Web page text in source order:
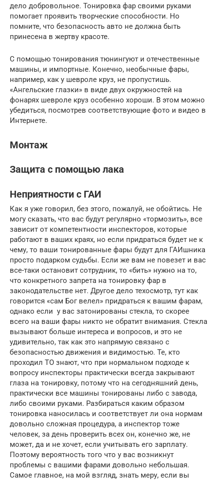
дело добровольное. Тонировка фар своими руками
помогает проявить творческие способности. Но
помните, что безопасность авто не должна быть
принесена в жертву красоте.
С помощью тонирования тюнингуют и отечественные
машины, и импортные. Конечно, необычные фары,
например, как у шевроле круз, не пропустишь.
«Ангельские глазки» в виде двух окружностей на
фонарях шевроле круз особенно хороши. В этом можно
убедиться, посмотрев соответствующие фото и видео в
Интернете.
Монтаж
Защита с помощью лака
Неприятности с ГАИ
Как я уже говорил, без этого, пожалуй, не обойтись. Не
могу сказать, что вас будут регулярно «тормозить», все
зависит от компетентности инспекторов, которые
работают в ваших краях, но если придраться будет не к
чему, то ваши тонированные фары будут для ГАИшника
просто подарком судьбы. Если же вам не повезет и вас
все-таки остановит сотрудник, то «бить» нужно на то,
что конкретного запрета на тонировку фар в
законодательстве нет. Другое дело техосмотр, тут как
говорится «сам Бог велел» придраться к вашим фарам,
однако если у вас затонированы стекла, то скорее
всего на ваши фары никто не обратит внимания. Стекла
вызывают больше интереса и вопросов, и это не
удивительно, так как это напрямую связано с
безопасностью движения и видимостью. Те, кто
проходил ТО знают, что при нормальном подходе к
вопросу инспекторы практически всегда закрывают
глаза на тонировку, потому что на сегодняшний день,
практически все машины тонированы либо с завода,
либо своими руками. Разбираться каким образом
тонировка наносилась и соответствует ли она нормам
довольно сложная процедура, а инспектор тоже
человек, за день проверить всех он, конечно же, не
может, да и не хочет, если учитывать его зарплату.
Поэтому вероятность того что у вас возникнут
проблемы с вашими фарами довольно небольшая.
Самое главное, на мой взгляд, знать меру, если вы